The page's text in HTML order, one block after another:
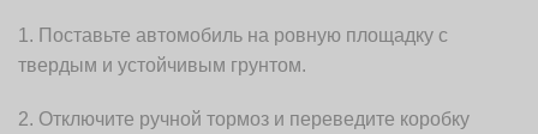
1. Поставьте автомобиль на ровную площадку с
твердым и устойчивым грунтом.
2. Отключите ручной тормоз и переведите коробку